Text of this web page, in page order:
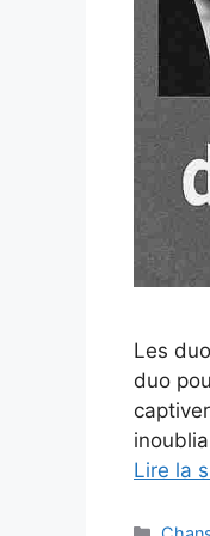
Les
duo
Lire la